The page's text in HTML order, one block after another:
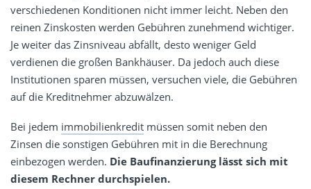
verschiedenen Konditionen nicht immer leicht. Neben den
reinen Zinskosten werden Gebühren zunehmend wichtiger.
Je weiter das Zinsniveau abfällt, desto weniger Geld
verdienen die großen Bankhäuser. Da jedoch auch diese
Institutionen sparen müssen, versuchen viele, die Gebühren
auf die Kreditnehmer abzuwälzen.
Bei jedem immobilienkredit müssen somit neben den
Zinsen die sonstigen Gebühren mit in die Berechnung
einbezogen werden. Die Baufinanzierung lässt sich mit
diesem Rechner durchspielen.